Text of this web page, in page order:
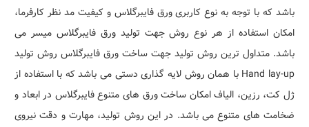
باشد که با توجه به نوع کاربری ورق فایبرگلاس و کیفیت مد نظر کارفرما،
امکان استفاده از هر نوع روش جهت تولید ورق فایبرگلاس میسر می
باشد. متداول ترین روش تولید جهت ساخت ورق فایبرگلاس روش تولید
Hand lay-up با همان روش لایه گذاری دستی می باشد که با استفاده از
ژل کت، رزین، الیاف امکان ساخت ورق های متنوع فایبرگلاس در ابعاد و
ضخامت های متنوع می باشد. در این روش تولید، مهارت و دقت نیروی